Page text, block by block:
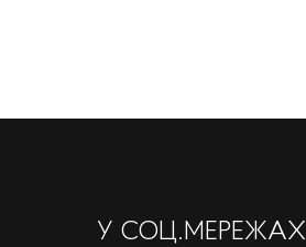
У СОЦ.МЕРЕЖАХ